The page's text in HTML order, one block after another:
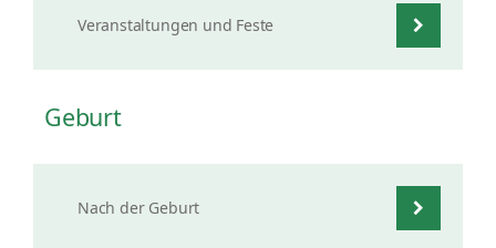
Veranstaltungen und Feste
Geburt
Nach der Geburt